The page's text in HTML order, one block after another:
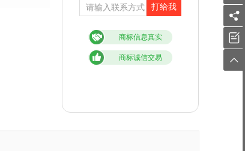
打给我
商标信息真实
商标诚信交易


